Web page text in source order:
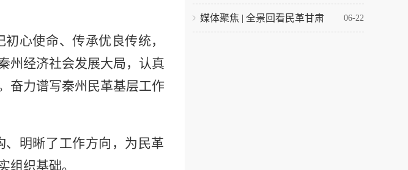
心使命、传承优良传统，
州经济社会发展大局，认真
奋力谱写秦州民革基层工作
明晰了工作方向，为民革
组织基础。
媒体聚焦 | 全景回看民革甘肃 06-22